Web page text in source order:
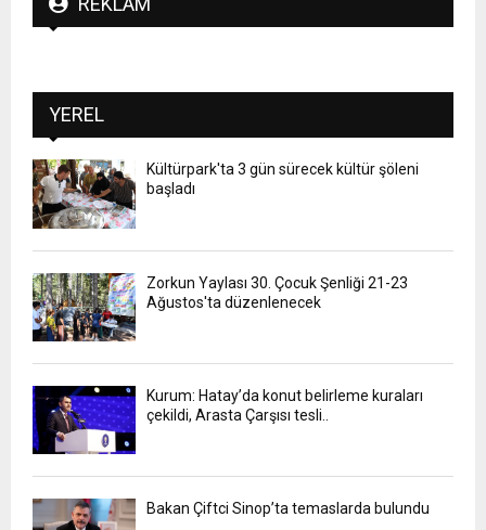
YEREL
Kültürpark'ta 3 gün sürecek kültür şöleni
başladı
Zorkun Yaylası 30. Çocuk Şenliği 21-23
Ağustos'ta düzenlenecek
Kurum: Hatay’da konut belirleme kuraları
çekildi, Arasta Çarşısı tesli..
Bakan Çiftci Sinop’ta temaslarda bulundu